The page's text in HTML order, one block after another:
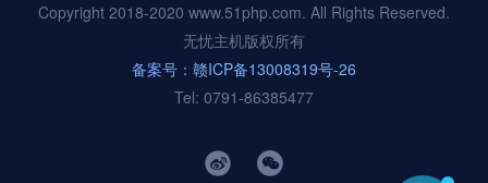
Copyright 2018-2020 www.51php.com. All Rights Reserved.
无忧主机版权所有
备案号：赣ICP备13008319号-26
Tel: 0791-86385477